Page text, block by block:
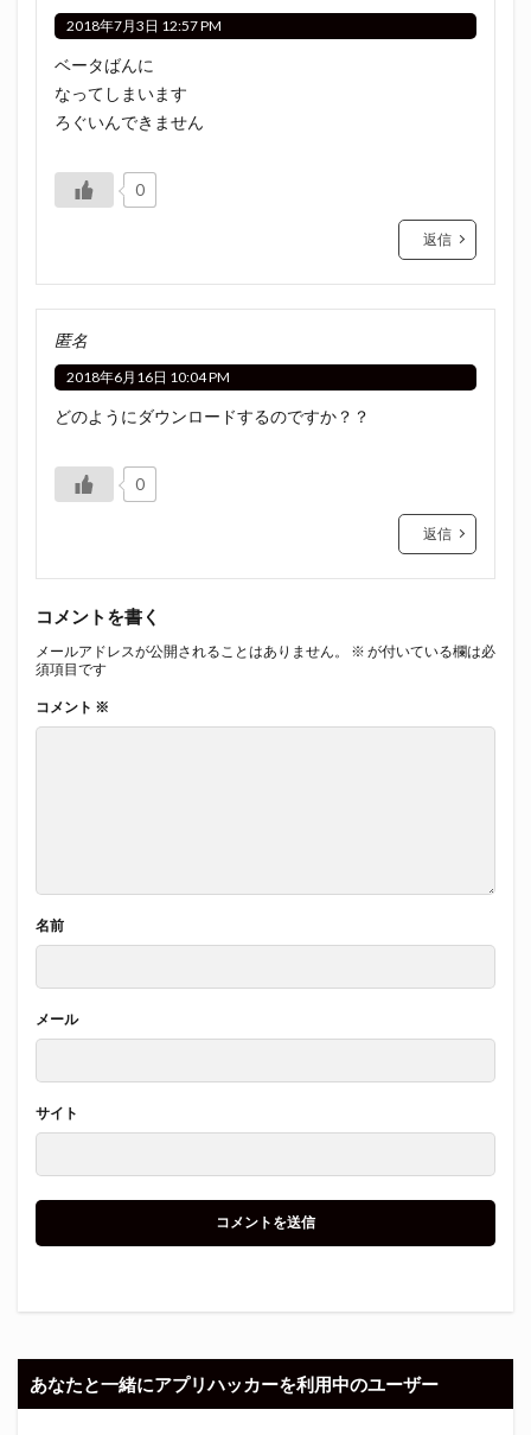
2018年7月3日 12:57 PM
ベータばんに
なってしまいます
ろぐいんできません
0
返信
匿名
2018年6月16日 10:04 PM
どのようにダウンロードするのですか？？
0
返信
コメントを書く
メールアドレスが公開されることはありません。 ※ が付いている欄は必
須項目です
コメント ※
名前
メール
サイト
あなたと一緒にアプリハッカーを利用中のユーザー